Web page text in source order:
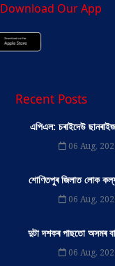
Download Our App
Recent Posts
এপিএল: চৰাইদেউ
06 Aug,
শোণিতপুৰ জিলাত লোক
06 Aug,
দুটা দশকৰ পাছতো অসমৰ
06 Aug,